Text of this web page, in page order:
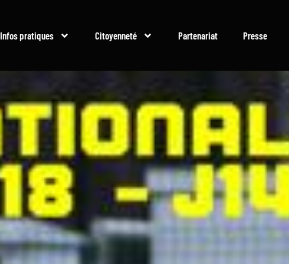
Infos pratiques Citoyenneté Partenariat Presse